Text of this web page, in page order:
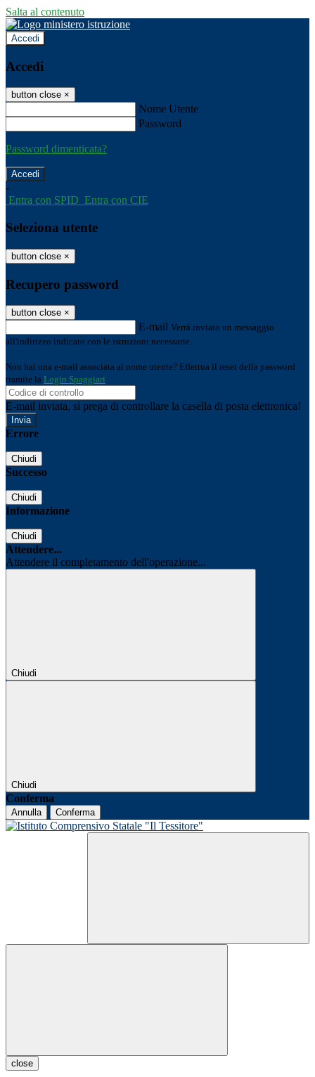
Salta al contenuto
Accedi
Accedi
button close ×
Nome Utente
Password
Password dimenticata?
-
Entra con SPID Entra con CIE
Seleziona utente
button close ×
Recupero password
button close ×
E-mail Verrà inviato un messaggio
all'indirizzo indicato con le istruzioni necessarie.
Non hai una e-mail associata al nome utente? Effettua il reset della password
tramite la Login Spaggiari
E-mail inviata, si prega di controllare la casella di posta elettronica!
Errore
Chiudi
Successo
Chiudi
Informazione
Chiudi
Attendere...
Attendere il completamento dell'operazione...
Chiudi
Chiudi
Conferma
Annulla Conferma
close